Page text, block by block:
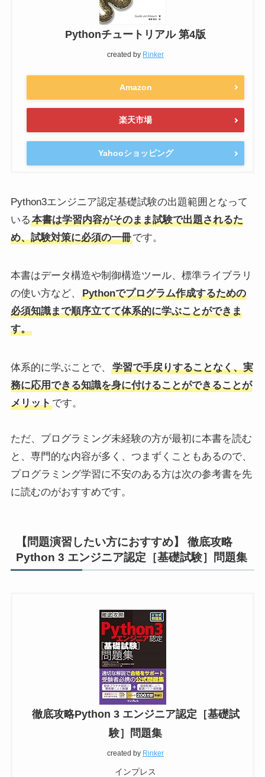
Pythonチュートリアル 第4版
created by Rinker
Amazon
楽天市場
Yahooショッピング
Python3エンジニア認定基礎試験の出題範囲となって
いる 本書は学習内容がそのまま試験で出題されるた
め、試験対策に必須の一冊です。
本書はデータ構造や制御構造ツール、標準ライブラリ
の使い方など、
Pythonでプログラム作成するための
必須知識まで順序立てて体系的に学ぶことができま
す。
体系的に学ぶことで、
学習で手戻りすることなく、実
務に応用できる知識を身に付けることができることが
メリットです。
ただ、プログラミング未経験の方が最初に本書を読む
と、専門的な内容が多く、つまずくこともあるので、
プログラミング学習に不安のある方は次の参考書を先
に読むのがおすすめです。
【問題演習したい方におすすめ】徹底攻略
Python 3 エンジニア認定［基礎試験］問題集
徹底攻略Python 3 エンジニア認定［基礎試
験］問題集
created by Rinker
インプレス